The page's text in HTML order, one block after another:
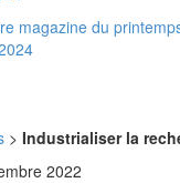
> Industrialiser la
2022